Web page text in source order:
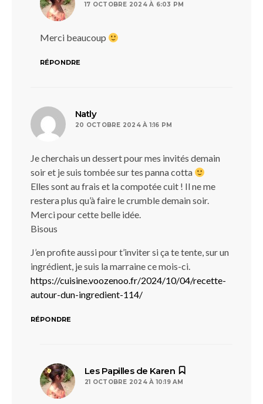
17 OCTOBRE 2024 À 6:03 PM
Merci beaucoup
RÉPONDRE
Natlydit :
20 OCTOBRE 2024 À 1:16 PM
Je cherchais un dessert pour mes invités demain
soir et je suis tombée sur tes panna cotta
Elles sont au frais et la compotée cuit ! Il ne me
restera plus qu’à faire le crumble demain soir.
Merci pour cette belle idée.
Bisous
J’en profite aussi pour t’inviter si ça te tente, sur un
ingrédient, je suis la marraine ce mois-ci.
https://cuisine.voozenoo.fr/2024/10/04/recette-
autour-dun-ingredient-114/
RÉPONDRE
Les Papilles de Karen
21 OCTOBRE 2024 À 10:19 AM